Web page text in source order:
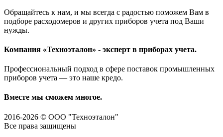
Обращайтесь к нам, и мы всегда с радостью поможем Вам в
подборе расходомеров и других приборов учета под Ваши
нужды.
Компания «Техноэталон» - эксперт в приборах учета.
Профессиональный подход в сфере поставок промышленных
приборов учета — это наше кредо.
Вместе мы сможем многое.
2016-2026 © ООО "Техноэталон"
Все права защищены